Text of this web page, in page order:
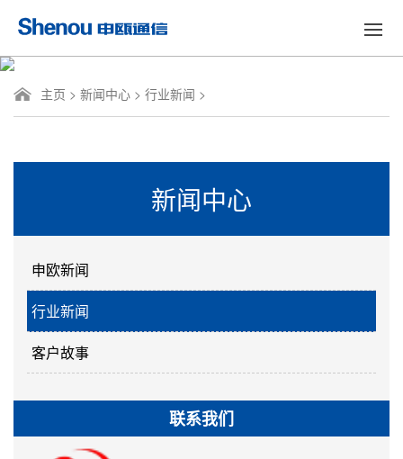
主页 > 新闻中心 > 行业新闻 >
新闻中心
申欧新闻
行业新闻
客户故事
联系我们